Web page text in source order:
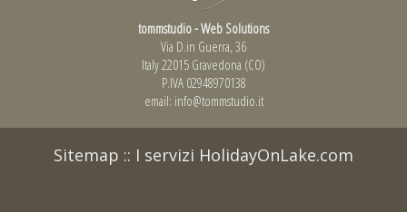
tommstudio - Web Solutions
Via D.in Guerra, 36
Italy 22015 Gravedona (CO)
P.IVA 02948970138
email: info@tommstudio.it
Sitemap :: I servizi HolidayOnLake.com